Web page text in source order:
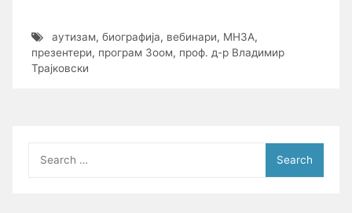
аутизам, биографија, вебинари, МНЗА,
презентери, програм Зоом, проф. д-р Владимир
Трајковски
for: